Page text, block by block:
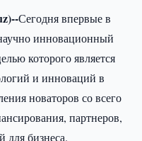
Сегодня впервые в
инновационный
которого является
и инноваций в
новаторов со всего
партнеров,
для бизнеса.